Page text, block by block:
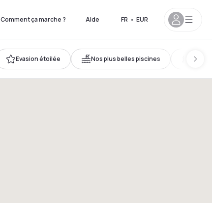
Comment ça marche ? Aide FR • EUR
Evasion étoilée Nos plus belles piscines